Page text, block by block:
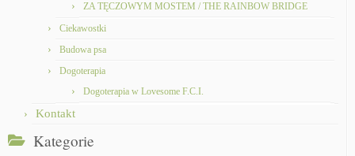
ZA TĘCZOWYM MOSTEM / THE RAINBOW BRIDGE
Ciekawostki
Budowa psa
Dogoterapia
Dogoterapia w Lovesome F.C.I.
Kontakt
Kategorie